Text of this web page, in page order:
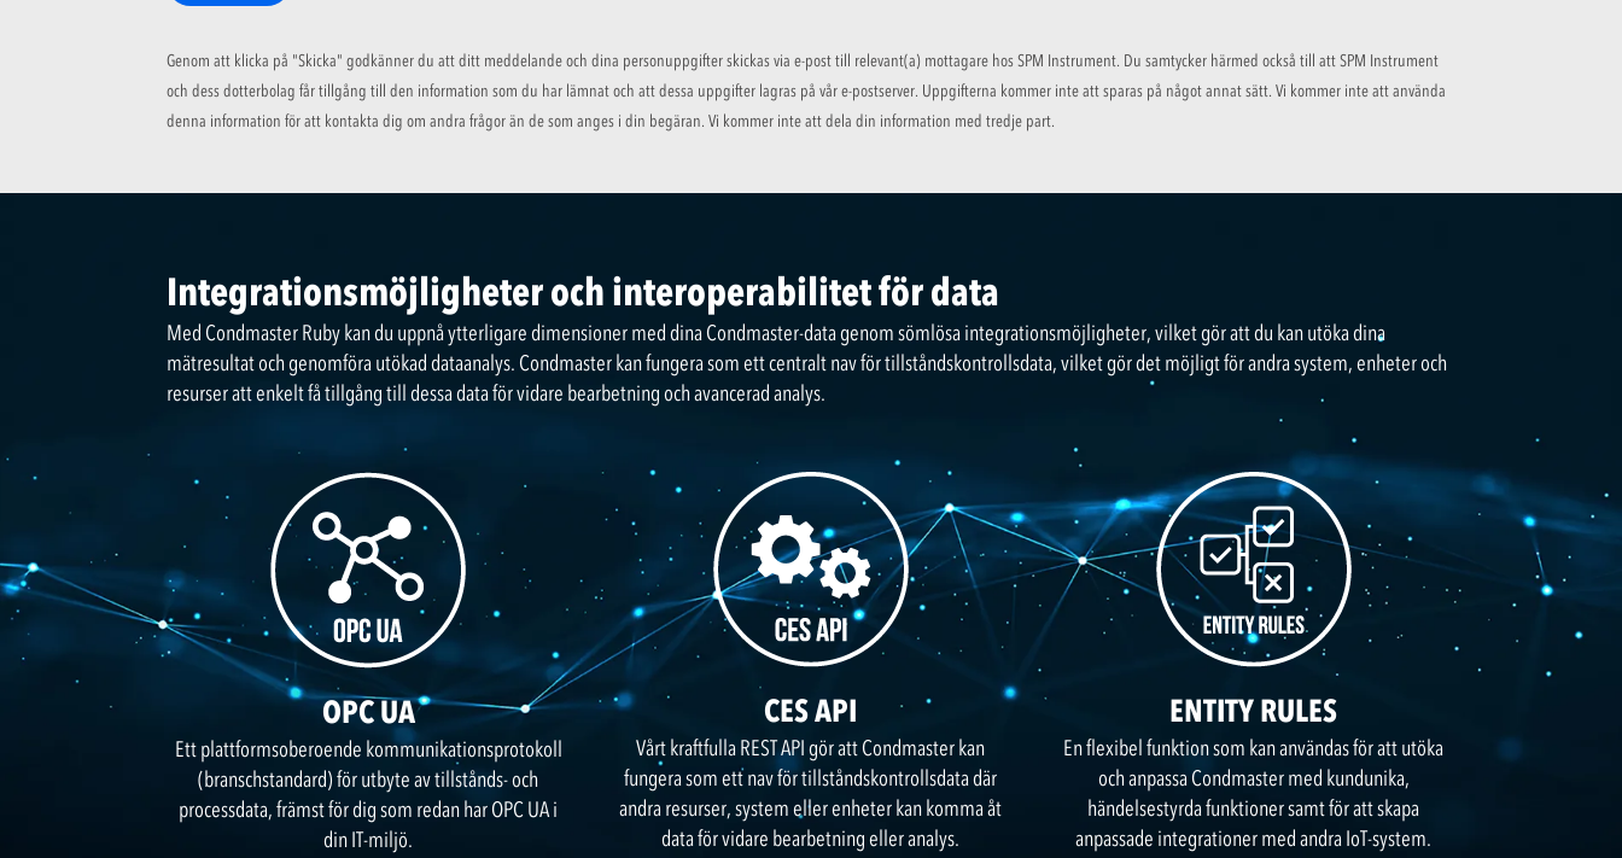
Genom att klicka på "Skicka" godkänner du att ditt meddelande och dina personuppgifter skickas via e-post till relevant(a) mottagare hos SPM Instrument. Du samtycker härmed också till att SPM Instrument
och dess dotterbolag får tillgång till den information som du har lämnat och att dessa uppgifter lagras på vår e-postserver. Uppgifterna kommer inte att sparas på något annat sätt. Vi kommer inte att använda
denna information för att kontakta dig om andra frågor än de som anges i din begäran. Vi kommer inte att dela din information med tredje part.
Integrationsmöjligheter och interoperabilitet för data
Med Condmaster Ruby kan du uppnå ytterligare dimensioner med dina Condmaster-data genom sömlösa integrationsmöjligheter, vilket gör att du kan utöka dina
mätresultat och genomföra utökad dataanalys. Condmaster kan fungera som ett centralt nav för tillståndskontrollsdata, vilket gör det möjligt för andra system, enheter och
resurser att enkelt få tillgång till dessa data för vidare bearbetning och avancerad analys.
OPC UA
Ett plattformsoberoende kommunikationsprotokoll
(branschstandard) för utbyte av tillstånds- och
processdata, främst för dig som redan har OPC UA i
din IT-miljö.
CES API
Vårt kraftfulla REST API gör att Condmaster kan
fungera som ett nav för tillståndskontrollsdata där
andra resurser, system eller enheter kan komma åt
data för vidare bearbetning eller analys.
ENTITY RULES
En flexibel funktion som kan användas för att utöka
och anpassa Condmaster med kundunika,
händelsestyrda funktioner samt för att skapa
anpassade integrationer med andra IoT-system.